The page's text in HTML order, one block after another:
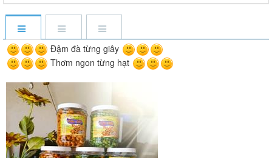
Đậm đà từng giây
Thơm ngon từng hạt